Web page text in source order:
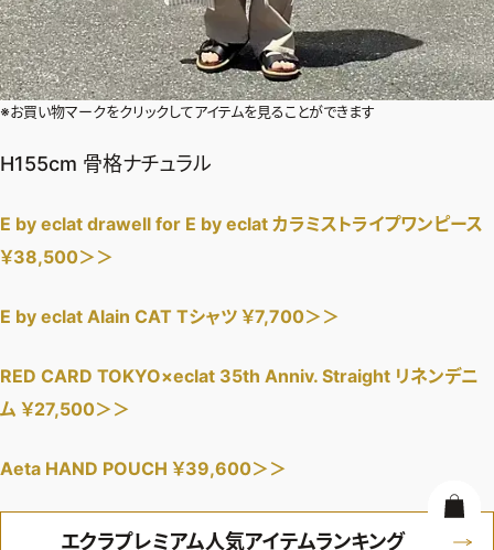
※お買い物マークをクリックしてアイテムを見ることができます
H155cm 骨格ナチュラル
E by eclat drawell for E by eclat カラミストライプワンピース
￥38,500＞＞
E by eclat Alain CAT Tシャツ ￥7,700＞＞
RED CARD TOKYO×eclat 35th Anniv. Straight リネンデニ
ム ￥27,500＞＞
Aeta HAND POUCH ￥39,600＞＞
エクラプレミアム人気アイテムランキング